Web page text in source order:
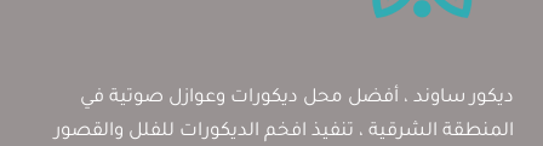
ديكور ساوند ، أفضل محل ديكورات وعوازل صوتية في
المنطقة الشرقية ، تنفيذ افخم الديكورات للفلل والقصور